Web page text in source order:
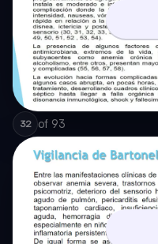
32 of 93